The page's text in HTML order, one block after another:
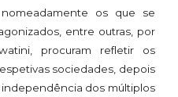
os que se
entre outras, por
procuram refletir os
sociedades, depois
dos múltiplos